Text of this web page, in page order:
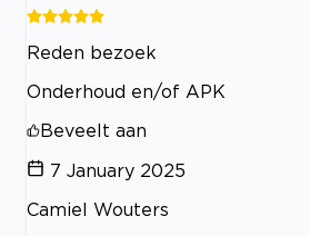
Reden bezoek
Onderhoud en/of APK
Beveelt aan
7 January 2025
Camiel Wouters